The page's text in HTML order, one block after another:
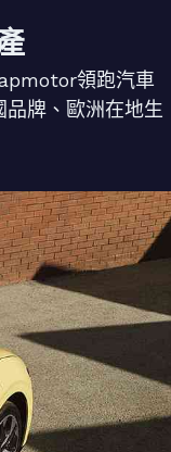
領跑汽車
牌、歐洲在地生